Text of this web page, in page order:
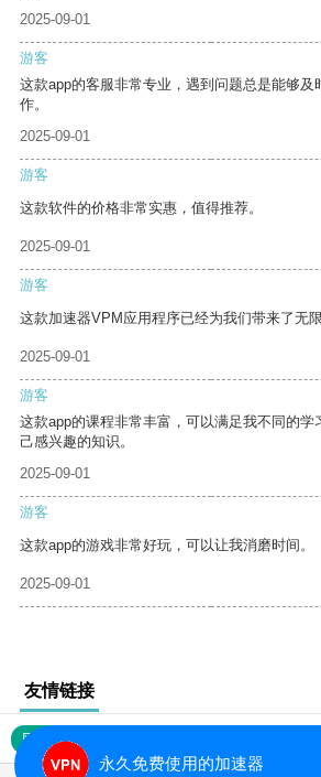
2025-09-01
游客
这款app的客服非常专业，遇到问题总是能够及
作。
2025-09-01
游客
这款软件的价格非常实惠，值得推荐。
2025-09-01
游客
这款加速器VPM应用程序已经为我们带来了无
2025-09-01
游客
这款app的课程非常丰富，可以满足我不同的学
己感兴趣的知识。
2025-09-01
游客
这款app的游戏非常好玩，可以让我消磨时间。
2025-09-01
友情链接
网站地图
永久免费使用的加速器